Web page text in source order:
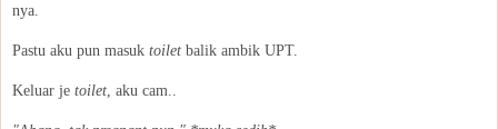
nya.
Pastu aku pun masuk toilet balik ambik UPT.
Keluar je toilet , aku cam..